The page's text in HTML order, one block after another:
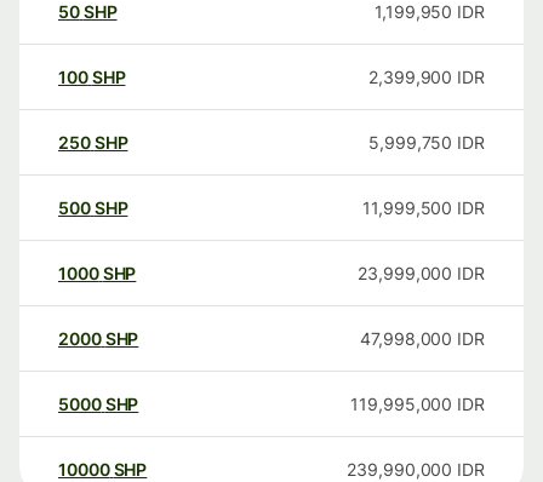
50SHP 1,199,950 IDR
100SHP 2,399,900 IDR
250SHP 5,999,750 IDR
500SHP 11,999,500 IDR
1000SHP 23,999,000 IDR
2000SHP 47,998,000 IDR
5000SHP 119,995,000 IDR
10000 SHP 239,990,000 IDR